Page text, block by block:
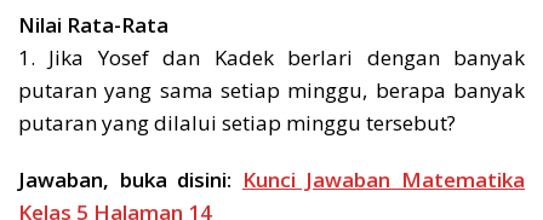
Nilai Rata-Rata
1. Jika Yosef dan Kadek berlari dengan banyak
putaran yang sama setiap minggu, berapa banyak
putaran yang dilalui setiap minggu tersebut?
Jawaban, buka disini: Kunci Jawaban Matematika
Kelas 5 Halaman 14